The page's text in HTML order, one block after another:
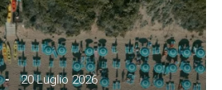
20 Luglio 2026